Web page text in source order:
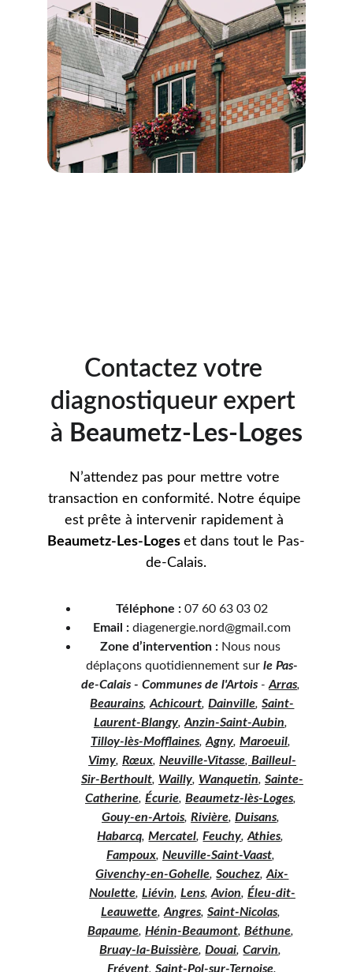
Contactez votre
diagnostiqueur expert
à Beaumetz-Les-Loges
N’attendez pas pour mettre votre
transaction en conformité. Notre équipe
est prête à intervenir rapidement à
Beaumetz-Les-Loges et dans tout le Pas-
de-Calais.
Téléphone : 07 60 63 03 02
Email : diagenergie.nord@gmail.com
Zone d’intervention : Nous nous
déplaçons quotidiennement sur le Pas-
de-Calais - Communes de l'Artois - Arras,
Beaurains, Achicourt, Dainville, Saint-
Laurent-Blangy, Anzin-Saint-Aubin,
Tilloy-lès-Mofflaines, Agny, Maroeuil,
Vimy, Rœux, Neuville-Vitasse, Bailleul-
Sir-Berthoult, Wailly, Wanquetin, Sainte-
Catherine, Écurie, Beaumetz-lès-Loges,
Gouy-en-Artois, Rivière, Duisans,
Habarcq, Mercatel, Feuchy, Athies,
Fampoux, Neuville-Saint-Vaast,
Givenchy-en-Gohelle, Souchez, Aix-
Noulette, Liévin, Lens, Avion, Éleu-dit-
Leauwette, Angres, Saint-Nicolas,
Bapaume, Hénin-Beaumont, Béthune,
Bruay-la-Buissière, Douai, Carvin,
Frévent, Saint-Pol-sur-Ternoise.